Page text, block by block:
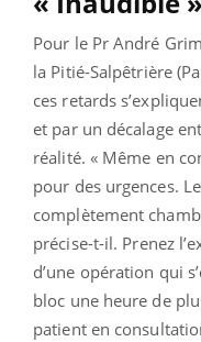
Pour le Pr André
la Pitié-Salpêtrière
ces retards
et par un décalage
réalité. « Même en
pour des urgences.
complètement
précise-t-il. Prenez
d’une opération qui
bloc une heure de
patient en